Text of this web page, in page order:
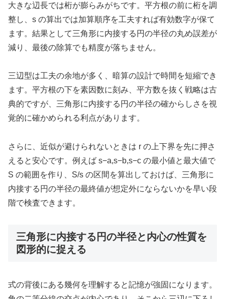
大きな辺長では桁が膨らみがちです。平方根の前に桁を調
整し、s の算出では加算順序を工夫すれば有効数字が保て
ます。結果として三角形に内接する円の半径の丸め誤差が
減り、最後の除算でも精度が落ちません。
三辺型は工夫の余地が多く、暗算の設計で時間を短縮でき
ます。平方根の下を素因数に刻み、平方数を抜く戦略は古
典的ですが、三角形に内接する円の半径の確からしさを視
覚的に確かめられる利点があります。
さらに、近似が避けられないときは r の上下界を先に押さ
えると安心です。例えば s−a,s−b,s−c の最小値と最大値で
S の範囲を作り、S/s の区間を算出しておけば、三角形に
内接する円の半径の最終値が想定外にならないかを早い段
階で検査できます。
三角形に内接する円の半径と内心の性質を
図形的に捉える
式の背後にある幾何を理解すると記憶が強固になります。